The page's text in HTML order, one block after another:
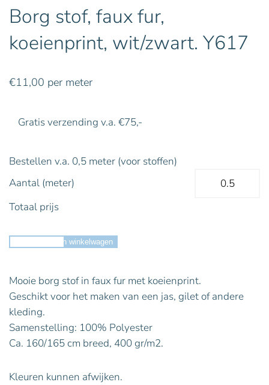
Borg stof, faux fur,
koeienprint, wit/zwart. Y617
€11,00 per meter
Gratis verzending v.a. €75,-
Bestellen v.a. 0,5 meter (voor stoffen)
Aantal (meter)
Totaal prijs
Toevoegen aan winkelwagen
Mooie borg stof in faux fur met koeienprint.
Geschikt voor het maken van een jas, gilet of andere
kleding.
Samenstelling: 100% Polyester
Ca. 160/165 cm breed, 400 gr/m2.
Kleuren kunnen afwijken.